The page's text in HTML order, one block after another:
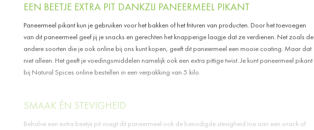
EEN BEETJE EXTRA PIT DANKZIJ PANEERMEEL PIKANT
Paneermeel pikant kun je gebruiken voor het bakken of het frituren van producten. Door het toevoegen
van dit paneermeel geef jij je snacks en gerechten het knapperige laagje dat ze verdienen. Net zoals de
andere soorten die je ook online bij ons kunt kopen, geeft dit paneermeel een mooie coating. Maar dat
niet alleen. Het geeft je voedingsmiddelen namelijk ook een extra pittige twist. Je kunt paneermeel pikant
bij Natural Spices online bestellen in een verpakking van 5 kilo.
SMAAK ÉN STEVIGHEID
Behalve een extra beetje pit voegt dit paneermeel ook de benodigde stevigheid toe aan een snack of